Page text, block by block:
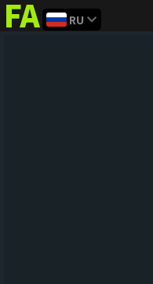
FIFAaddict
RU